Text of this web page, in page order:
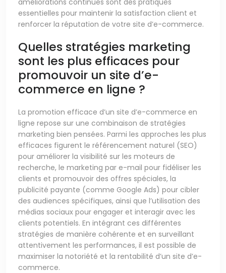
essentielles pour maintenir la satisfaction client et
renforcer la réputation de votre site d’e-commerce.
Quelles stratégies marketing
sont les plus efficaces pour
promouvoir un site d’e-
commerce en ligne ?
La promotion efficace d’un site d’e-commerce en
ligne repose sur une combinaison de stratégies
marketing bien pensées. Parmi les approches les plus
efficaces figurent le référencement naturel (SEO)
pour améliorer la visibilité sur les moteurs de
recherche, le marketing par e-mail pour fidéliser les
clients et promouvoir des offres spéciales, la
publicité payante (comme Google Ads) pour cibler
des audiences spécifiques, ainsi que l’utilisation des
médias sociaux pour engager et interagir avec les
clients potentiels. En intégrant ces différentes
stratégies de manière cohérente et en surveillant
attentivement les performances, il est possible de
maximiser la notoriété et la rentabilité d’un site d’e-
commerce.